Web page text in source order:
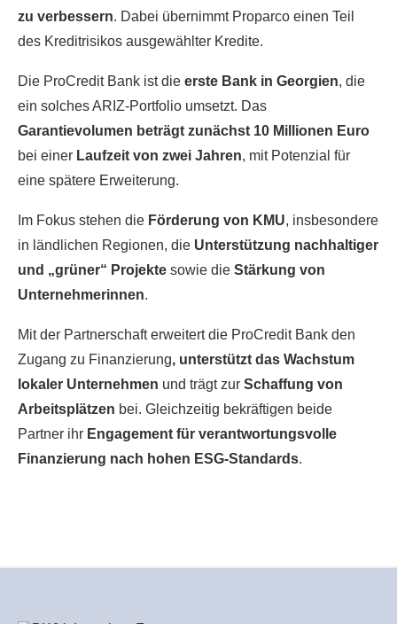
zu verbessern. Dabei übernimmt Proparco einen Teil
des Kreditrisikos ausgewählter Kredite.
Die ProCredit Bank ist die erste Bank in Georgien, die
ein solches ARIZ-Portfolio umsetzt. Das
Garantievolumen beträgt zunächst 10 Millionen Euro
bei einer Laufzeit von zwei Jahren, mit Potenzial für
eine spätere Erweiterung.
Im Fokus stehen die Förderung von KMU, insbesondere
in ländlichen Regionen, die Unterstützung nachhaltiger
und „grüner“ Projekte sowie die Stärkung von
Unternehmerinnen.
Mit der Partnerschaft erweitert die ProCredit Bank den
Zugang zu Finanzierung, unterstützt das Wachstum
lokaler Unternehmen und trägt zur Schaffung von
Arbeitsplätzen bei. Gleichzeitig bekräftigen beide
Partner ihr Engagement für verantwortungsvolle
Finanzierung nach hohen ESG-Standards.